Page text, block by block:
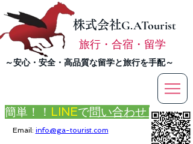
株式会社G.ATourist
旅行・合宿・留学
​～安心・安全・高品質な留学と旅行を手配～
Email: info@ga-tourist.com
簡単！！ LINEで問い合わせ